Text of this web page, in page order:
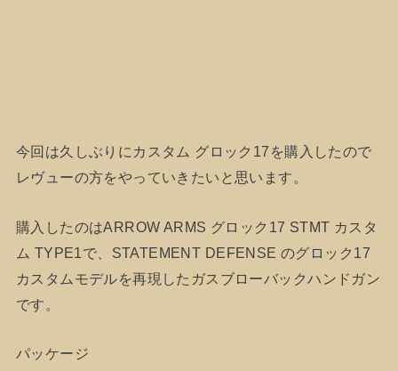
今回は久しぶりにカスタム グロック17を購入したので
レヴューの方をやっていきたいと思います。
購入したのはARROW ARMS グロック17 STMT カスタ
ム TYPE1で、STATEMENT DEFENSE のグロック17
カスタムモデルを再現したガスブローバックハンドガン
です。
パッケージ